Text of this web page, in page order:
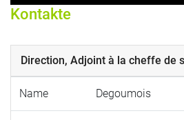
Kontakte
Direction, Adjoint à la cheffe de
Name Degoumois